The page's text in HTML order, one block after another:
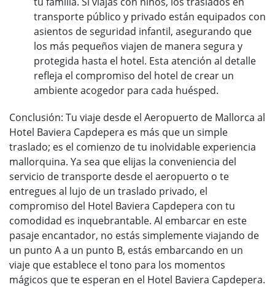
transporte público y privado están equipados con
asientos de seguridad infantil, asegurando que
los más pequeños viajen de manera segura y
protegida hasta el hotel. Esta atención al detalle
refleja el compromiso del hotel de crear un
ambiente acogedor para cada huésped.
Conclusión: Tu viaje desde el Aeropuerto de Mallorca al
Hotel Baviera Capdepera es más que un simple
traslado; es el comienzo de tu inolvidable experiencia
mallorquina. Ya sea que elijas la conveniencia del
servicio de transporte desde el aeropuerto o te
entregues al lujo de un traslado privado, el
compromiso del Hotel Baviera Capdepera con tu
comodidad es inquebrantable. Al embarcar en este
pasaje encantador, no estás simplemente viajando de
un punto A a un punto B, estás embarcando en un
viaje que establece el tono para los momentos
mágicos que te esperan en el Hotel Baviera Capdepera.